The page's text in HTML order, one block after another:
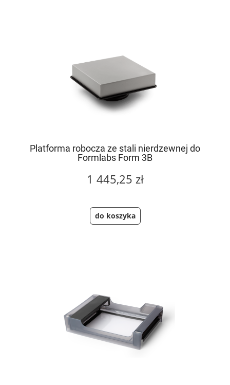
Platforma robocza ze stali nierdzewnej do
Formlabs Form 3B
1 445,25 zł
do koszyka